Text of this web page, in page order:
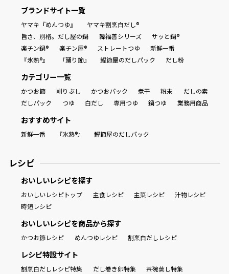
ブランドサイト一覧
ヤマキ『めんつゆ』
ヤマキ割烹白だし®
旨さ、別格。だし屋の鍋
韓福善シリーズ
サッと鍋®
楽チン鍋®
楽チン屋® ストレートつゆ
新鮮一番
『氷熟®』
『踊り節』 鰹節屋のだしパック だし粉
カテゴリー一覧
かつお節 削りぶし かつおパック 煮干 粉末
だしの素
だしパック
つゆ 白だし 専用つゆ 鍋つゆ 業務用商品
おすすめサイト
新鮮一番 『氷熟®』 鰹節屋のだしパック
レシピ
おいしいレシピを探す
おいしいレシピトップ 主食レシピ 主菜レシピ
汁物レシピ
時短レシピ
おいしいレシピを商品から探す
かつお節レシピ めんつゆレシピ 割烹白だしレシピ
レシピ特設サイト
割烹白だしレシピ特集 だし巻き卵特集 茶碗蒸し特集